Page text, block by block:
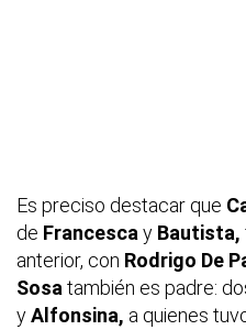
Es preciso destacar que
de Francescay Bautista,
anterior, con Rodrigo De
Sosatambién es padre:
yAlfonsina, a quienes